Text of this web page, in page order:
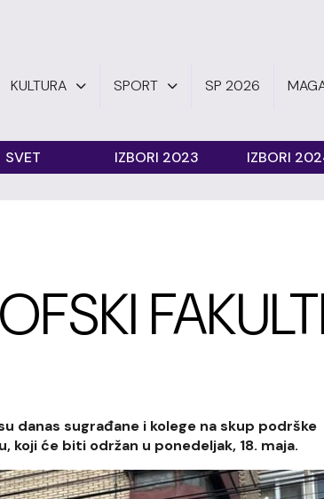
KULTURA SPORT SP 2026
SVET IZBORI 2023 IZBORI
danas sugrađane i kolege na skup podrške
će biti održan u ponedeljak, 18. maja.